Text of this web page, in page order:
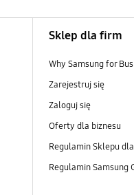
Sklep dla firm
Why Samsung for
Zarejestruj się
Zaloguj się
Oferty dla biznesu
Regulamin Sklepu
Regulamin Samsung